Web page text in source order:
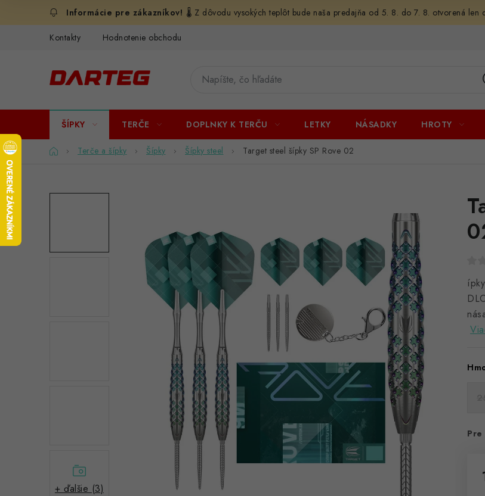
🌡️ Z dôvodu vysokých teplôt bude naša predajňa od 5. 8. do 7. 8. otvorená len
Kontakty Hodnotenie obchodu
ŠÍPKY TERČE DOPLNKY K TERČU LETKY NÁSADKY HROTY
DomovTerče a šípky Šípky Šípky steel Target steel šípky SP Rove 02
+ ďalšie (3)